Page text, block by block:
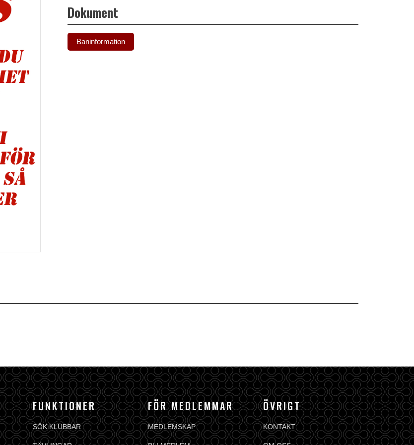
Dokument
Baninformation
FUNKTIONER
SÖK KLUBBAR
FÖR MEDLEMMAR
MEDLEMSKAP
ÖVRIGT
KONTAKT